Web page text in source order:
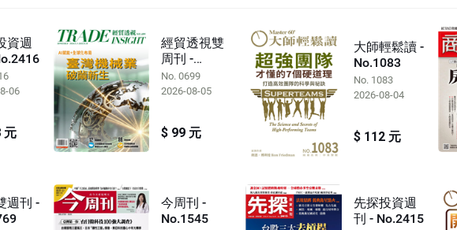
資週
06
元
經貿透視雙
周刊 -
No.0699
No. 0699
2026-08-05
$ 99 元
大師輕鬆讀 -
No.1083
No. 1083
2026-08-04
$ 112 元
週刊 -
今周刊 -
No.1545
先探投資週
刊 - No.2415